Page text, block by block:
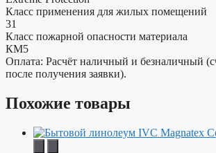
Класс применения для жилых помещений
31
Класс пожарной опасности материала
КМ5
Оплата: Расчёт наличный и безналичный
после получения заявки).
Похожие товары